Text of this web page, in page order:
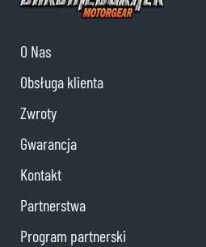
O Nas
Obsługa klienta
Zwroty
Gwarancja
Kontakt
Partnerstwa
Program partnerski